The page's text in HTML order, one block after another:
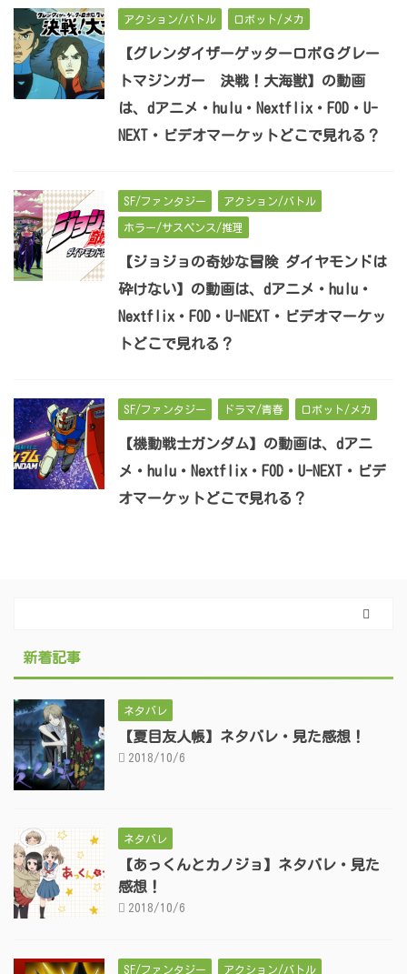
アクション/バトル ロボット/メカ
【グレンダイザーゲッターロボＧグレー
トマジンガー 決戦！大海獣】の動画
は、dアニメ・hulu・Nextflix・FOD・U-
NEXT・ビデオマーケットどこで見れる？
SF/ファンタジー アクション/バトル
ホラー/サスペンス/推理
【ジョジョの奇妙な冒険 ダイヤモンドは
砕けない】の動画は、dアニメ・hulu・
Nextflix・FOD・U-NEXT・ビデオマーケッ
トどこで見れる？
SF/ファンタジー ドラマ/青春 ロボット/メカ
【機動戦士ガンダム】の動画は、dアニ
メ・hulu・Nextflix・FOD・U-NEXT・ビデ
オマーケットどこで見れる？
新着記事
ネタバレ
【夏目友人帳】ネタバレ・見た感想！
2018/10/6
ネタバレ
【あっくんとカノジョ】ネタバレ・見た
感想！
2018/10/6
SF/ファンタジー アクション/バトル